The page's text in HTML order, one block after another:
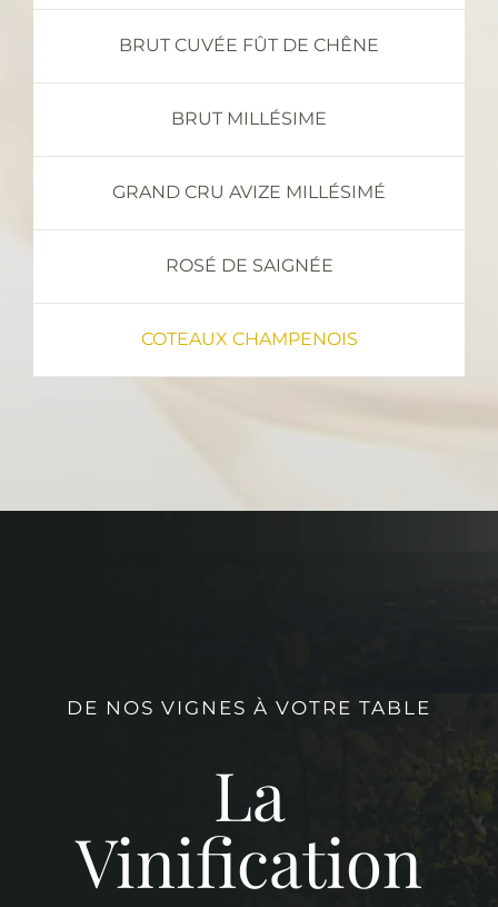
BRUT CUVÉE FÛT DE CHÊNE
BRUT MILLÉSIME
GRAND CRU AVIZE MILLÉSIMÉ
ROSÉ DE SAIGNÉE
COTEAUX CHAMPENOIS
DE NOS VIGNES À VOTRE TABLE
La
Vinification